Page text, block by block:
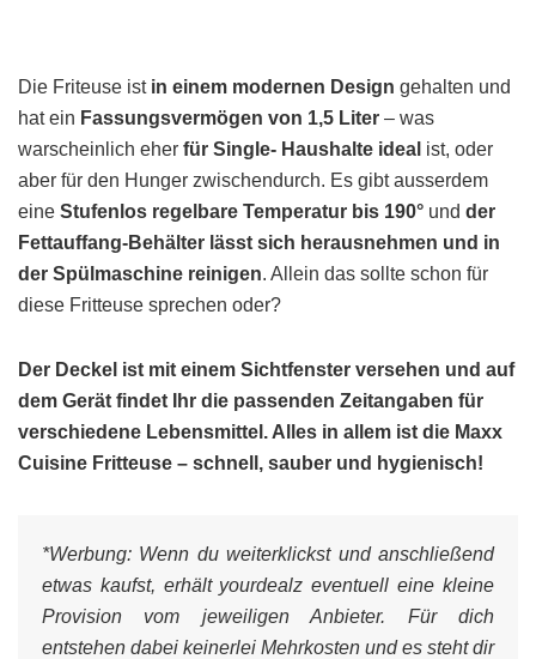
Die Friteuse ist in einem modernen Design gehalten und
hat ein Fassungsvermögen von 1,5 Liter – was
warscheinlich eher für Single- Haushalte ideal ist, oder
aber für den Hunger zwischendurch. Es gibt ausserdem
eine Stufenlos regelbare Temperatur bis 190° und der
Fettauffang-Behälter lässt sich herausnehmen und in
der Spülmaschine reinigen. Allein das sollte schon für
diese Fritteuse sprechen oder?
Der Deckel ist mit einem Sichtfenster versehen und auf
dem Gerät findet Ihr die passenden Zeitangaben für
verschiedene Lebensmittel. Alles in allem ist die Maxx
Cuisine Fritteuse – schnell, sauber und hygienisch!
*Werbung: Wenn du weiterklickst und anschließend
etwas kaufst, erhält yourdealz eventuell eine kleine
Provision vom jeweiligen Anbieter. Für dich
entstehen dabei keinerlei Mehrkosten und es steht dir